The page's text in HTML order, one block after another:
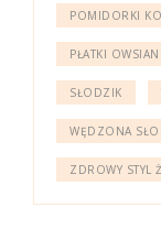
POMIDORKI
PŁATKI
SŁODZIK
WĘDZONA
ZDROWY STYL